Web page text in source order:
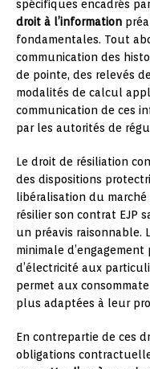
spécifiques encadrés
droit à l’information
fondamentales. Tout
communication des
de pointe, des relevés
modalités de calcul
communication de ces
par les autorités de
Le droit de résiliation
des dispositions
libéralisation du
résilier son contrat EJP
un préavis raisonnable.
minimale
d’électricité aux
permet aux
plus adaptées à leur
En contrepartie de ces
obligations